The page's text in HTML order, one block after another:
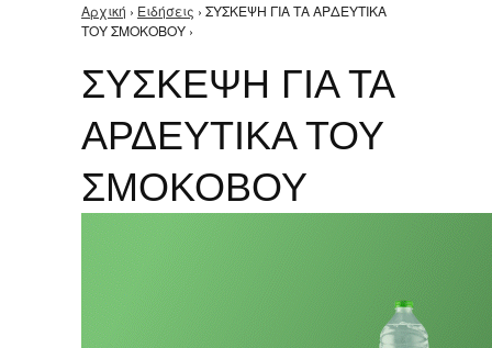
Είστε εδώ
Αρχική › Ειδήσεις › ΣΥΣΚΕΨΗ ΓΙΑ ΤΑ ΑΡΔΕΥΤΙΚΑ
ΤΟΥ ΣΜΟΚΟΒΟΥ ›
ΣΥΣΚΕΨΗ ΓΙΑ ΤΑ
ΑΡΔΕΥΤΙΚΑ ΤΟΥ
ΣΜΟΚΟΒΟΥ